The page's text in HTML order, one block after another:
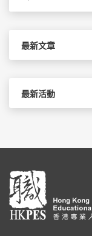
關
最新文章
最新活動